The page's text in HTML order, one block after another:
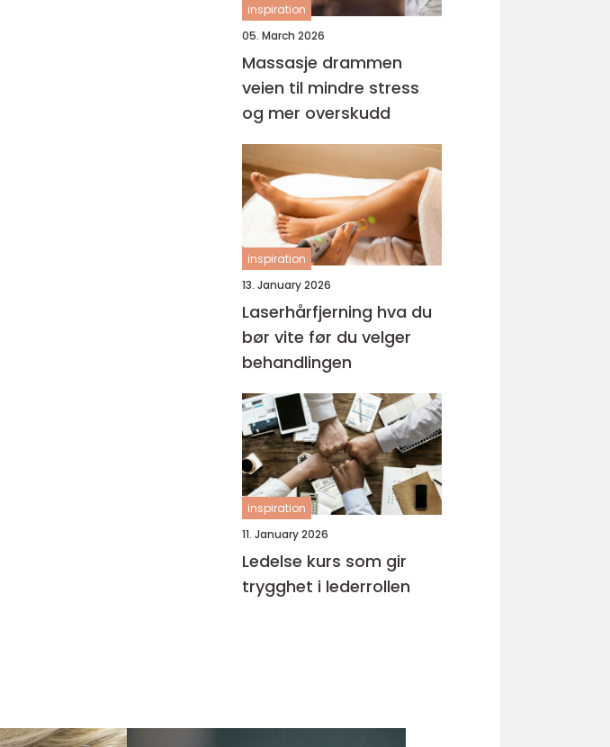
inspiration
05. March 2026
Massasje drammen
veien til mindre stress
og mer overskudd
inspiration
13. January 2026
Laserhårfjerning hva du
bør vite før du velger
behandlingen
inspiration
11. January 2026
Ledelse kurs som gir
trygghet i lederrollen